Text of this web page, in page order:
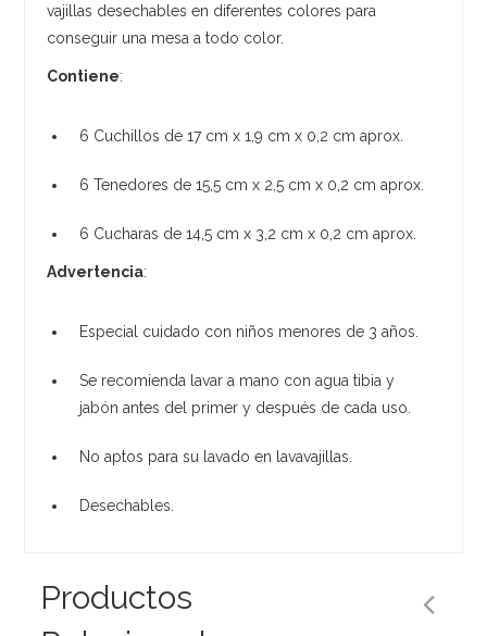
vajillas desechables en diferentes colores para
conseguir una mesa a todo color.
Contiene:
6 Cuchillos de 17 cm x 1,9 cm x 0,2 cm aprox.
6 Tenedores de 15,5 cm x 2,5 cm x 0,2 cm aprox.
6 Cucharas de 14,5 cm x 3,2 cm x 0,2 cm aprox.
Advertencia:
Especial cuidado con niños menores de 3 años.
Se recomienda lavar a mano con agua tibia y
jabón antes del primer y después de cada uso.
No aptos para su lavado en lavavajillas.
Desechables.
Productos